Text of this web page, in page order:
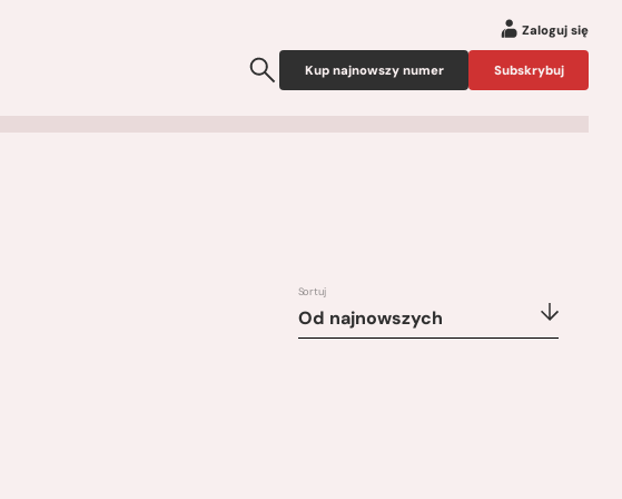
Zaloguj się
Kup najnowszy numer Subskrybuj
Sortuj
Od najnowszych